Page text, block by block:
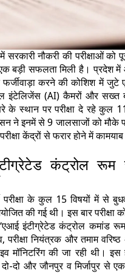
सरकारी नौकरी की परीक्षाओं को
बड़ी सफलता मिली है। प्रदेश में
करने की कोशिश में
इंटेलिजेंस (AI) कैमरों और
के स्थान पर परीक्षा दे रहे कुल 11
ने इनमें से 9 जालसाजों को मौके
केंद्रों से फरार होने में
कंट्रोल
परीक्षा के कुल 15 विषयों में से
की गई थी। इस बार
इंटीग्रेटेड कंट्रोल कमांड
परीक्षा नियंत्रक और तमाम
मॉनिटरिंग की जा रही थी।
दो और जौनपुर व मिर्जापुर से